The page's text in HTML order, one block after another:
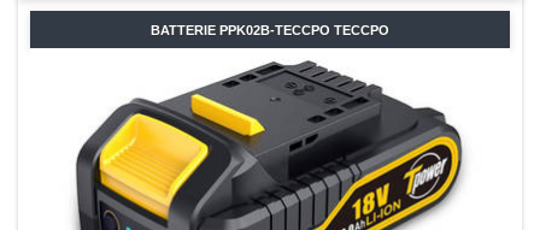
BATTERIE PPK02B-TECCPO TECCPO